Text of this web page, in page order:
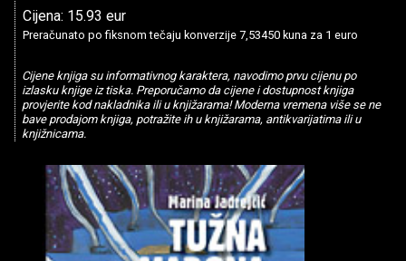
Cijena: 15.93 eur
Preračunato po fiksnom tečaju konverzije 7,53450 kuna za 1 euro
Cijene knjiga su informativnog karaktera, navodimo prvu cijenu po
izlasku knjige iz tiska. Preporučamo da cijene i dostupnost knjiga
provjerite kod nakladnika ili u knjižarama! Moderna vremena više se ne
bave prodajom knjiga, potražite ih u knjižarama, antikvarijatima ili u
knjižnicama.